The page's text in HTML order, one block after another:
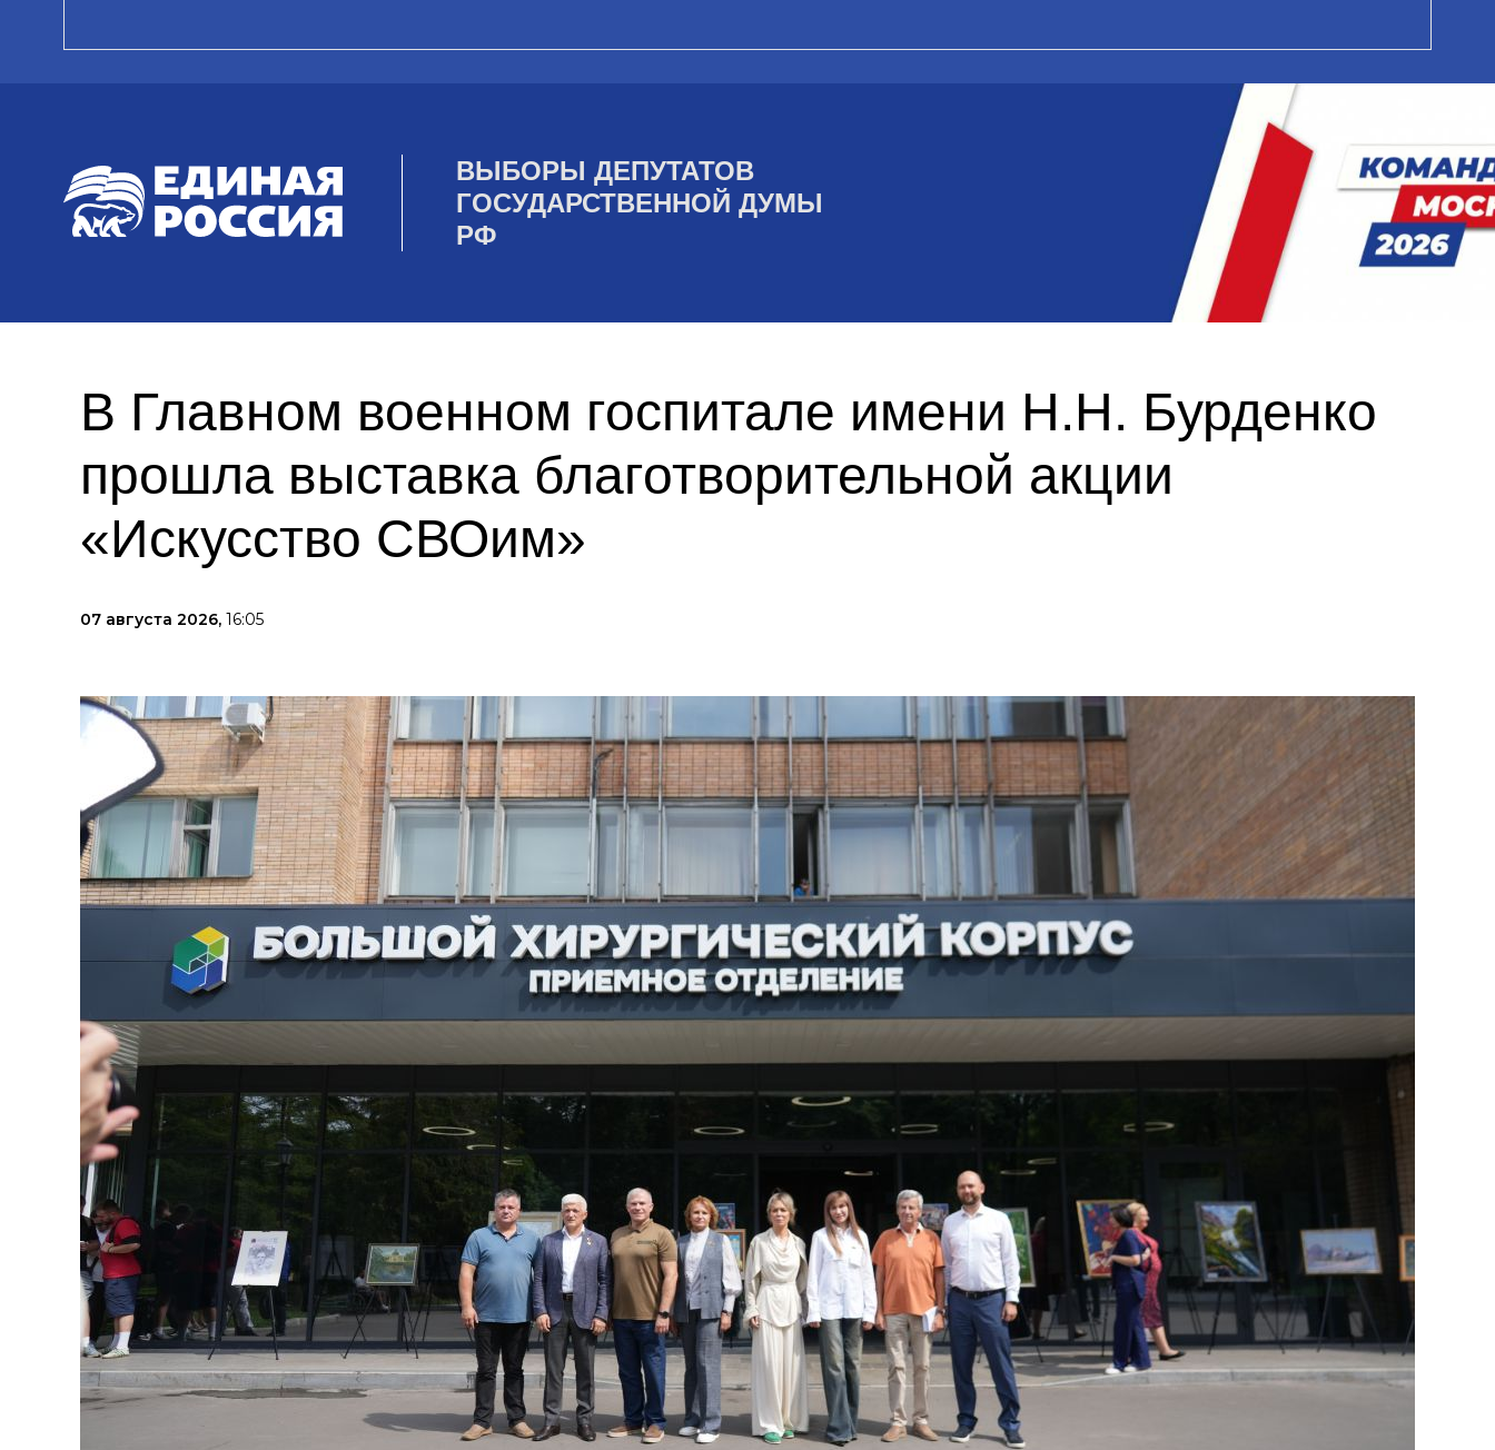
ВЫБОРЫ ДЕПУТАТОВ
ГОСУДАРСТВЕННОЙ ДУМЫ
РФ
В Главном военном госпитале имени Н.Н. Бурденко
прошла выставка благотворительной акции
«Искусство СВОим»
07 августа 2026, 16:05